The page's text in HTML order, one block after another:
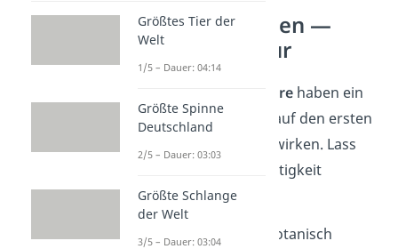
Unnützes Wissen —
Tiere und Natur
Tiere haben ein
paar Eigenheiten, die auf den ersten
Blick kaum glaubhaft wirken. Lass
dich von ihrer Einzigartigkeit
überraschen:
🍌 Bananen sind botanisch
Größtes Tier der
Welt
1/5 – Dauer: 04:14
Größte Spinne
Deutschland
2/5 – Dauer: 03:03
Größte Schlange
der Welt
3/5 – Dauer: 03:04